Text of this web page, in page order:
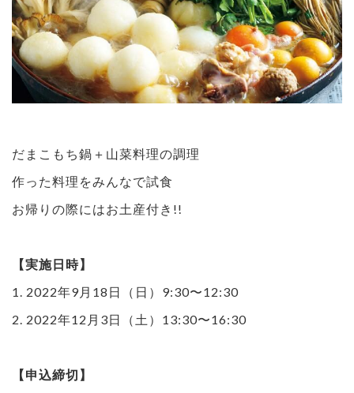
だまこもち鍋＋山菜料理の調理
作った料理をみんなで試食
お帰りの際にはお土産付き!!
【実施日時】
1. 2022年9月18日（日）9:30〜12:30
2. 2022年12月3日（土）13:30〜16:30
【申込締切】